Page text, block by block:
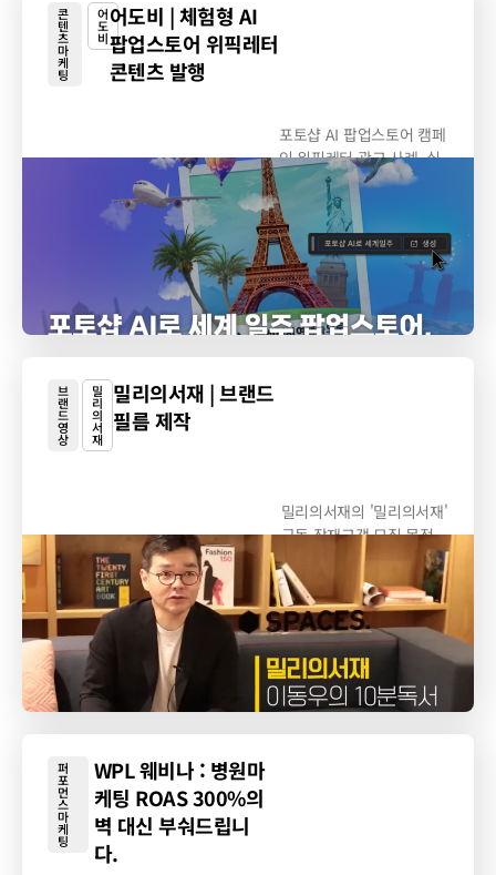
콘
텐
츠
마
케
팅
어
도
비
어도비 | 체험형 AI
팝업스토어 위픽레터
콘텐츠 발행
포토샵 AI 팝업스토어 캠페
인 위픽레터 광고 사례. 실
무자...
브
랜
드
영
상
밀
리
의
서
재
밀리의서재 | 브랜드
필름 제작
밀리의서재의 '밀리의서재'
구독 잠재고객 모집 목적
영상 제작
퍼
포
먼
스
마
케
팅
WPL 웨비나 : 병원마
케팅 ROAS 300%의
벽 대신 부숴드립니
다.